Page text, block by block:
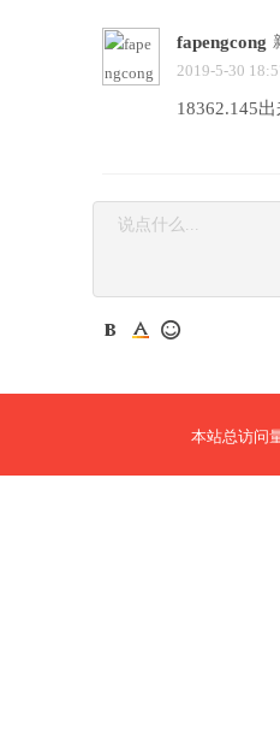
fapengcong
2019-5-30
18362.145
本站总访问